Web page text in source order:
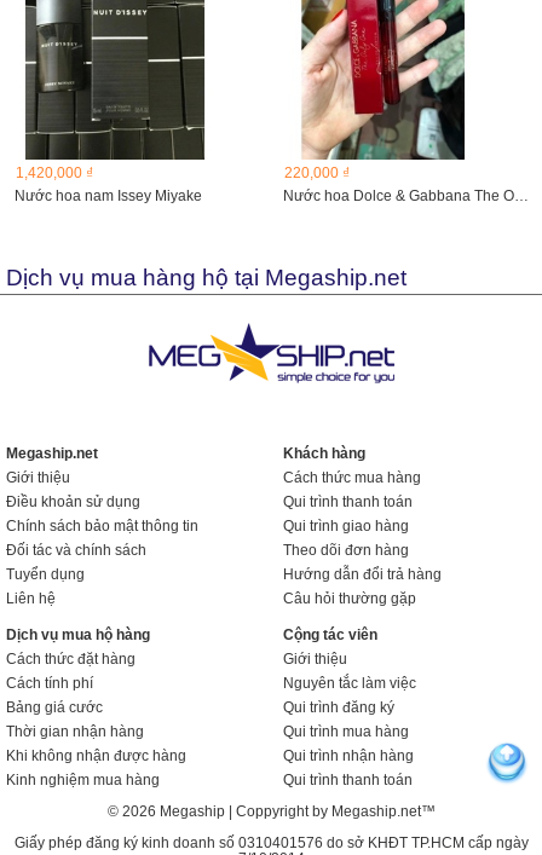
1,420,000 ₫
Nước hoa nam Issey Miyake
220,000 ₫
Nước hoa Dolce & Gabbana The Only One
Dịch vụ mua hàng hộ tại Megaship.net
Megaship.net
Giới thiệu
Điều khoản sử dụng
Chính sách bảo mật thông tin
Đối tác và chính sách
Tuyển dụng
Liên hệ
Khách hàng
Cách thức mua hàng
Qui trình thanh toán
Qui trình giao hàng
Theo dõi đơn hàng
Hướng dẫn đổi trả hàng
Câu hỏi thường gặp
Dịch vụ mua hộ hàng
Cách thức đặt hàng
Cách tính phí
Bảng giá cước
Thời gian nhận hàng
Khi không nhận được hàng
Kinh nghiệm mua hàng
Cộng tác viên
Giới thiệu
Nguyên tắc làm việc
Qui trình đăng ký
Qui trình mua hàng
Qui trình nhận hàng
Qui trình thanh toán
© 2026 Megaship | Coppyright by Megaship.net™
Giấy phép đăng ký kinh doanh số 0310401576 do sở KHĐT TP.HCM cấp ngày